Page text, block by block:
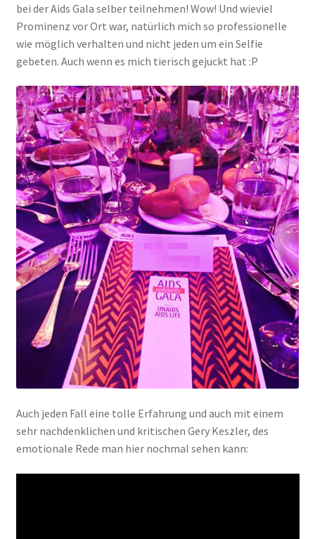
bei der Aids Gala selber teilnehmen! Wow! Und wieviel
Prominenz vor Ort war, natürlich mich so professionelle
wie möglich verhalten und nicht jeden um ein Selfie
gebeten. Auch wenn es mich tierisch gejuckt hat :P
Auch jeden Fall eine tolle Erfahrung und auch mit einem
sehr nachdenklichen und kritischen Gery Keszler, des
emotionale Rede man hier nochmal sehen kann: